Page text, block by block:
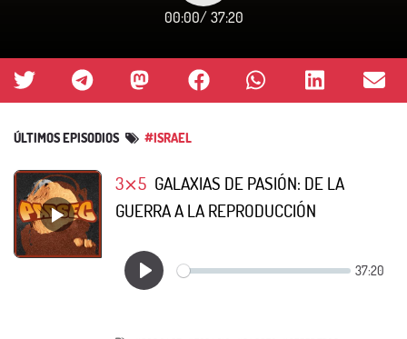
00:00/ 37:20
ÚLTIMOS EPISODIOS #ISRAEL
3⨯5 GALAXIAS DE PASIÓN: DE LA
GUERRA A LA REPRODUCCIÓN